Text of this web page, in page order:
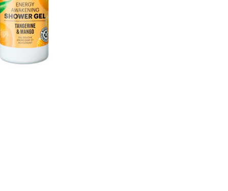
CREARE UN ACCOUNT